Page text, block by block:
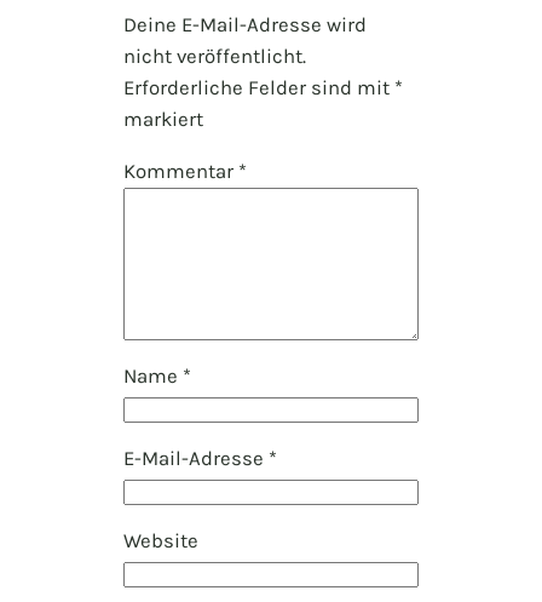
Deine E-Mail-Adresse wird
nicht veröffentlicht.
Erforderliche Felder sind mit *
markiert
Kommentar *
Name *
E-Mail-Adresse *
Website